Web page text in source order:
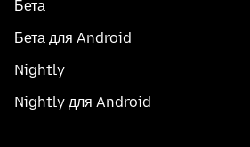
Бета
Бета для Android
Nightly
Nightly для Android